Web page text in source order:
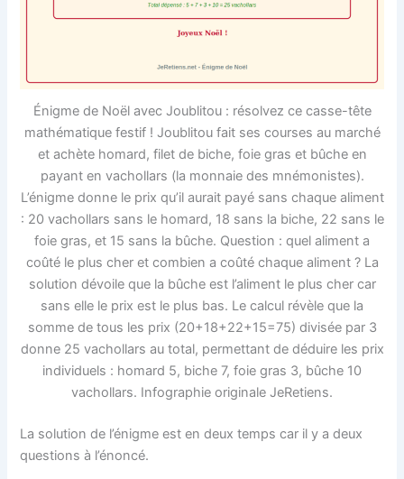
Énigme de Noël avec Joublitou : résolvez ce casse-tête
mathématique festif ! Joublitou fait ses courses au marché
et achète homard, filet de biche, foie gras et bûche en
payant en vachollars (la monnaie des mnémonistes).
L’énigme donne le prix qu’il aurait payé sans chaque aliment
: 20 vachollars sans le homard, 18 sans la biche, 22 sans le
foie gras, et 15 sans la bûche. Question : quel aliment a
coûté le plus cher et combien a coûté chaque aliment ? La
solution dévoile que la bûche est l’aliment le plus cher car
sans elle le prix est le plus bas. Le calcul révèle que la
somme de tous les prix (20+18+22+15=75) divisée par 3
donne 25 vachollars au total, permettant de déduire les prix
individuels : homard 5, biche 7, foie gras 3, bûche 10
vachollars. Infographie originale JeRetiens.
La solution de l’énigme est en deux temps car il y a deux
questions à l’énoncé.